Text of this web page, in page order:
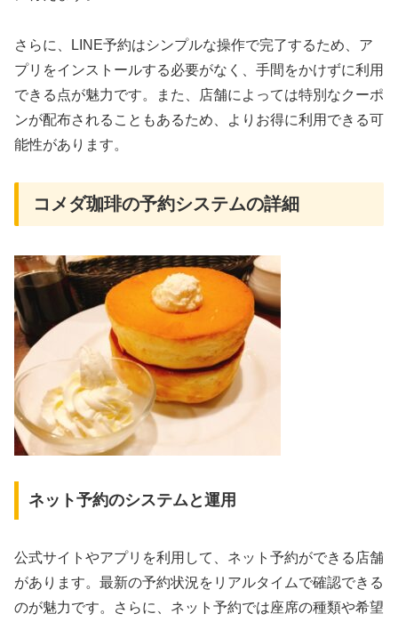
さらに、LINE予約はシンプルな操作で完了するため、ア
プリをインストールする必要がなく、手間をかけずに利用
できる点が魅力です。また、店舗によっては特別なクーポ
ンが配布されることもあるため、よりお得に利用できる可
能性があります。
コメダ珈琲の予約システムの詳細
ネット予約のシステムと運用
公式サイトやアプリを利用して、ネット予約ができる店舗
があります。最新の予約状況をリアルタイムで確認できる
のが魅力です。さらに、ネット予約では座席の種類や希望